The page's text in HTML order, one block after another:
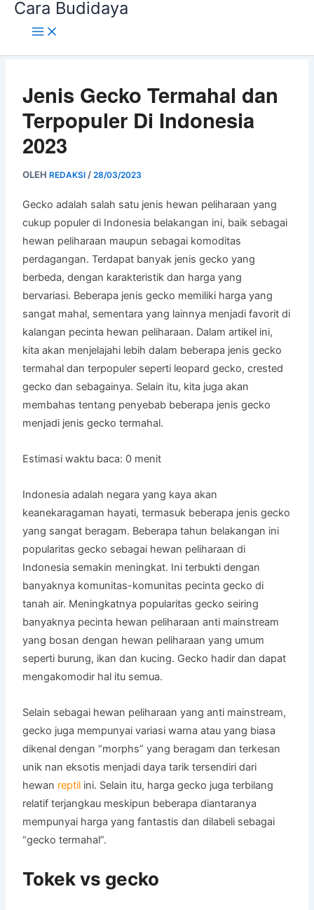
LewatiCara Budidaya
Jenis Gecko Termahal dan
Terpopuler Di Indonesia
2023
OLEHREDAKSI/28/03/2023
Gecko adalah salah satu jenis hewan peliharaan yang
cukup populer di Indonesia belakangan ini, baik sebagai
hewan peliharaan maupun sebagai komoditas
perdagangan. Terdapat banyak jenis gecko yang
berbeda, dengan karakteristik dan harga yang
bervariasi. Beberapa jenis gecko memiliki harga yang
sangat mahal, sementara yang lainnya menjadi favorit di
kalangan pecinta hewan peliharaan. Dalam artikel ini,
kita akan menjelajahi lebih dalam beberapa jenis gecko
termahal dan terpopuler seperti leopard gecko, crested
gecko dan sebagainya. Selain itu, kita juga akan
membahas tentang penyebab beberapa jenis gecko
menjadi jenis gecko termahal.
Estimasi waktu baca: 0 menit
Indonesia adalah negara yang kaya akan
keanekaragaman hayati, termasuk beberapa jenis gecko
yang sangat beragam. Beberapa tahun belakangan ini
popularitas gecko sebagai hewan peliharaan di
Indonesia semakin meningkat. Ini terbukti dengan
banyaknya komunitas-komunitas pecinta gecko di
tanah air. Meningkatnya popularitas gecko seiring
banyaknya pecinta hewan peliharaan anti mainstream
yang bosan dengan hewan peliharaan yang umum
seperti burung, ikan dan kucing. Gecko hadir dan dapat
mengakomodir hal itu semua.
Selain sebagai hewan peliharaan yang anti mainstream,
gecko juga mempunyai variasi warna atau yang biasa
dikenal dengan “morphs” yang beragam dan terkesan
unik nan eksotis menjadi daya tarik tersendiri dari
hewan reptil ini. Selain itu, harga gecko juga terbilang
relatif terjangkau meskipun beberapa diantaranya
mempunyai harga yang fantastis dan dilabeli sebagai
“gecko termahal”.
Tokek vs gecko